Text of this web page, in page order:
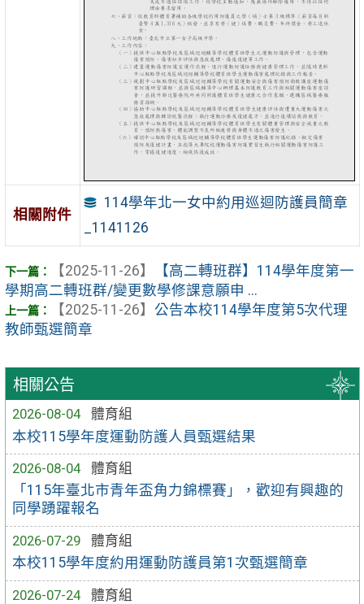
相關公告
2026-08-04
體育組
本校115學年度運動防護人員甄選結果
2026-08-04
體育組
「115年臺北市青年盃角力錦標賽」，歡迎有興趣的
同學踴躍報名
2026-07-29
體育組
本校115學年度約用運動防護員第1次甄選簡章
2026-07-24
體育組
相關附件
114學年北一女中約用巡迴防護員簡章
_1141126
【2025-11-26】
【高二轉班群】114學年度第一
學期高二轉班群/變更數學修課意願申 ...
【2025-11-26】 公告本校114學年度第5次代理
教師甄選簡章